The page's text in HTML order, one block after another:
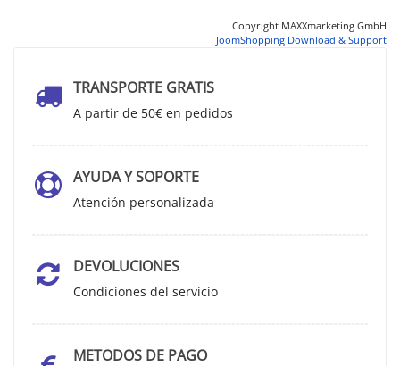
Copyright MAXXmarketing GmbH
JoomShopping Download & Support
TRANSPORTE GRATIS
A partir de 50€ en pedidos
AYUDA Y SOPORTE
Atención personalizada
DEVOLUCIONES
Condiciones del servicio
METODOS DE PAGO